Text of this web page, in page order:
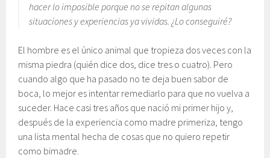
hacer lo imposible porque no se repitan algunas
situaciones y experiencias ya vividas. ¿Lo conseguiré?
El hombre es el único animal que tropieza dos veces con la
misma piedra (quién dice dos, dice tres o cuatro). Pero
cuando algo que ha pasado no te deja buen sabor de
boca, lo mejor es intentar remediarlo para que no vuelva a
suceder. Hace casi tres años que nació mi primer hijo y,
después de la experiencia como madre primeriza, tengo
una lista mental hecha de cosas que no quiero repetir
como bimadre.